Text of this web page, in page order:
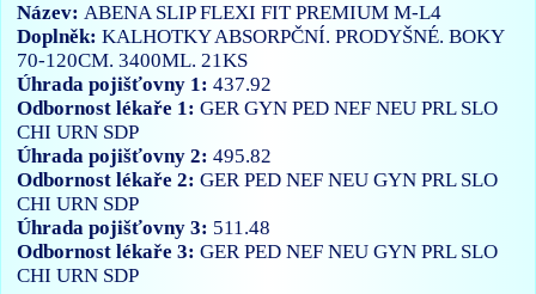
Název:ABENA SLIP FLEXI FIT PREMIUM M-L4
Doplněk:KALHOTKY ABSORPČNÍ. PRODYŠNÉ. BOKY
70-120CM. 3400ML. 21KS
Úhrada pojišťovny 1:437.92
Odbornost lékaře 1:GERGYNPEDNEFNEUPRL SLO
CHIURN SDP
Úhrada pojišťovny 2:495.82
Odbornost lékaře 2:GERPEDNEFNEUGYNPRL SLO
CHIURN SDP
Úhrada pojišťovny 3: 511.48
Odbornost lékaře 3:GERPEDNEFNEUGYNPRL SLO
CHIURN SDP